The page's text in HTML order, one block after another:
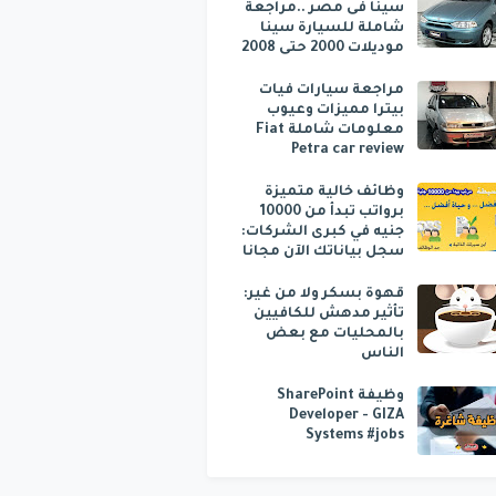
سينا فى مصر ..مراجعة
شاملة للسيارة سينا
موديلات 2000 حتى 2008
مراجعة سيارات فيات
بيترا مميزات وعيوب
معلومات شاملة Fiat
Petra car review
وظائف خالية متميزة
برواتب تبدأ من 10000
جنيه في كبرى الشركات:
سجل بياناتك الآن مجانا
قهوة بسكر ولا من غير:
تأثير مدهش للكافيين
بالمحليات مع بعض
الناس
وظيفة SharePoint
Developer - GIZA
Systems #jobs